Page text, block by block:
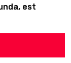
est